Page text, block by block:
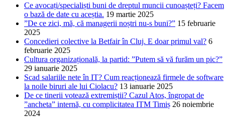
Ce avocați/specialiști buni de dreptul muncii cunoașteți? Facem
o bază de date cu aceștia. 19 martie 2025
”De ce zici, mă, că managerii noștri nu-s buni?” 15 februarie
2025
Concedieri colective la Betfair în Cluj. E doar primul val? 6
februarie 2025
Cultura organizațională, la partid: ”Putem să vă furăm un pic?”
29 ianuarie 2025
Scad salariile nete în IT? Cum reacționează firmele de software
la noile biruri ale lui Ciolacu? 13 ianuarie 2025
De ce tinerii votează extremiștii? Cazul Atos, îngropat de
”ancheta” internă, cu complicitatea ITM Timiș 26 noiembrie
2024